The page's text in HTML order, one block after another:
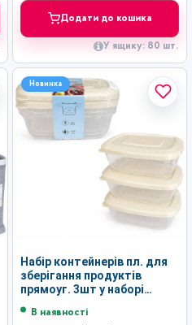
Додати до кошика
У ящику: 80 шт.
Новинка
Набір контейнерів пл. для
зберігання продуктів
прямоуг. 3шт у наборі
(60)В наявності